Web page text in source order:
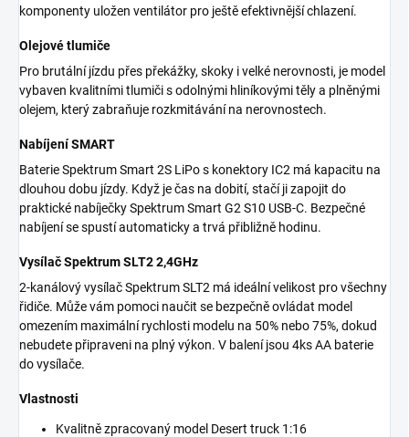
komponenty uložen ventilátor pro ještě efektivnější chlazení.
Olejové tlumiče
Pro brutální jízdu přes překážky, skoky i velké nerovnosti, je model
vybaven kvalitními tlumiči s odolnými hliníkovými těly a plněnými
olejem, který zabraňuje rozkmitávání na nerovnostech.
Nabíjení SMART
Baterie Spektrum Smart 2S LiPo s konektory IC2 má kapacitu na
dlouhou dobu jízdy. Když je čas na dobití, stačí ji zapojit do
praktické nabíječky Spektrum Smart G2 S10 USB-C. Bezpečné
nabíjení se spustí automaticky a trvá přibližně hodinu.
Vysílač Spektrum SLT2 2,4GHz
2-kanálový vysílač Spektrum SLT2 má ideální velikost pro všechny
řidiče. Může vám pomoci naučit se bezpečně ovládat model
omezením maximální rychlosti modelu na 50% nebo 75%, dokud
nebudete připraveni na plný výkon. V balení jsou 4ks AA baterie
do vysílače.
Vlastnosti
Kvalitně zpracovaný model Desert truck 1:16